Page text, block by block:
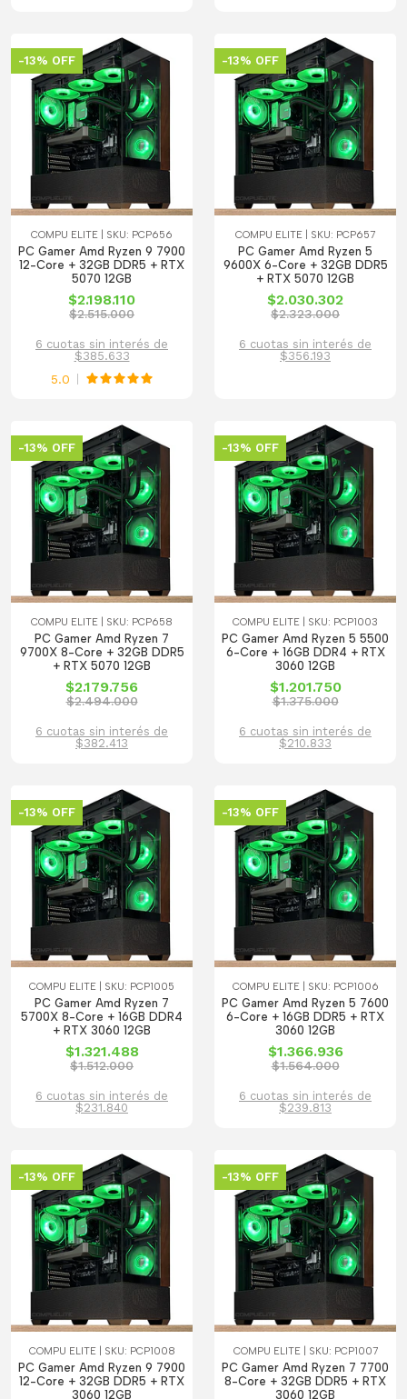
-13% OFF
COMPU ELITE | SKU: PCP656
PC Gamer Amd Ryzen 9 7900
12-Core + 32GB DDR5 + RTX
5070 12GB
$2.198.110
$2.515.000
6 cuotas sin interés de
$385.633
5.0
-13% OFF
COMPU ELITE | SKU: PCP657
PC Gamer Amd Ryzen 5
9600X 6-Core + 32GB DDR5
+ RTX 5070 12GB
$2.030.302
$2.323.000
6 cuotas sin interés de
$356.193
-13% OFF
COMPU ELITE | SKU: PCP658
PC Gamer Amd Ryzen 7
9700X 8-Core + 32GB DDR5
+ RTX 5070 12GB
$2.179.756
$2.494.000
6 cuotas sin interés de
$382.413
-13% OFF
COMPU ELITE | SKU: PCP1003
PC Gamer Amd Ryzen 5 5500
6-Core + 16GB DDR4 + RTX
3060 12GB
$1.201.750
$1.375.000
6 cuotas sin interés de
$210.833
-13% OFF
COMPU ELITE | SKU: PCP1005
PC Gamer Amd Ryzen 7
5700X 8-Core + 16GB DDR4
+ RTX 3060 12GB
$1.321.488
$1.512.000
6 cuotas sin interés de
$231.840
-13% OFF
COMPU ELITE | SKU: PCP1006
PC Gamer Amd Ryzen 5 7600
6-Core + 16GB DDR5 + RTX
3060 12GB
$1.366.936
$1.564.000
6 cuotas sin interés de
$239.813
-13% OFF
COMPU ELITE | SKU: PCP1008
PC Gamer Amd Ryzen 9 7900
12-Core + 32GB DDR5 + RTX
3060 12GB
-13% OFF
COMPU ELITE | SKU: PCP1007
PC Gamer Amd Ryzen 7 7700
8-Core + 32GB DDR5 + RTX
3060 12GB